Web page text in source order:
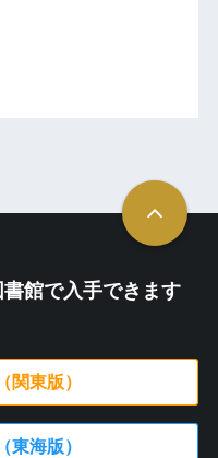
館で入手できます
関東版）
東海版）